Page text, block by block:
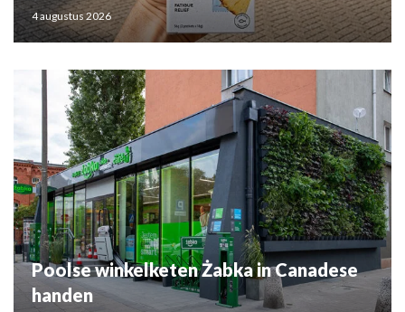
4 augustus 2026
Poolse winkelketen Żabka in Canadese
handen